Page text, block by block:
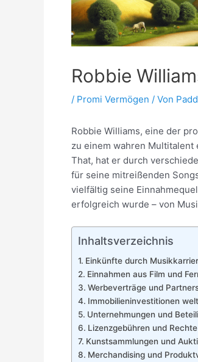
Robbie
/ Promi Vermögen / Von
Robbie Williams, eine der
zu einem wahren
That, hat er durch
für seine mitreißenden
vielfältig seine
erfolgreich wurde – von
Inhaltsverzeichnis
Einkünfte durch
Einnahmen aus Film und
Werbeverträge und
Immobilieninvestitionen
Unternehmungen und
Lizenzgebühren und Rechte
Kunstsammlungen und
Merchandising und